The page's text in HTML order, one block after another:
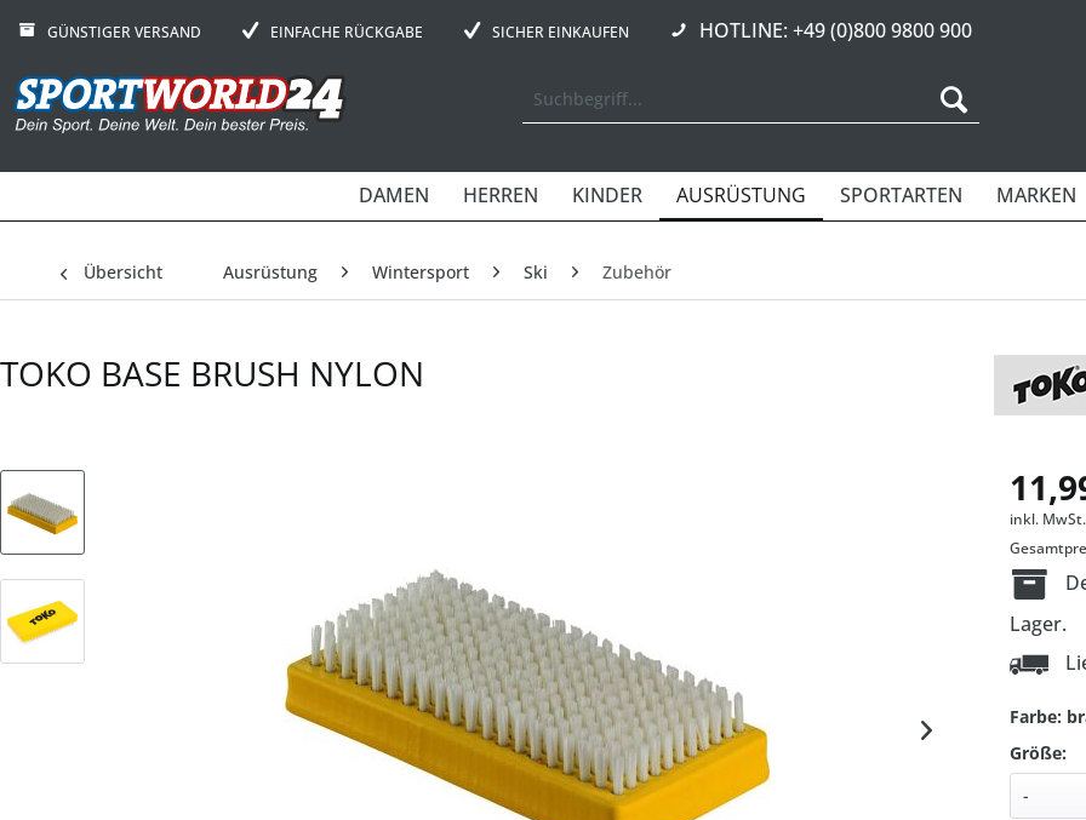
GÜNSTIGER VERSAND EINFACHE RÜCKGABE SICHER EINKAUFEN HOTLINE: +49 (0)800 9800 900
DAMEN HERREN KINDER AUSRÜSTUNG SPORTARTEN MARKEN
Übersicht Ausrüstung Wintersport Ski Zubehör
TOKO BASE BRUSH NYLON
inkl.
Lager.
Farbe:
Größe: